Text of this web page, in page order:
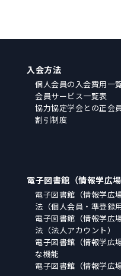
入会方法
個人会員の入会費用一
会員サービス一覧表
協力協定学会との正会
割引制度
電子図書館（情報学広場
電子図書館（情報学広
法（個人会員・準登録用
電子図書館（情報学広
法（法人アカウント）
電子図書館（情報学広
な機能
電子図書館（情報学広場